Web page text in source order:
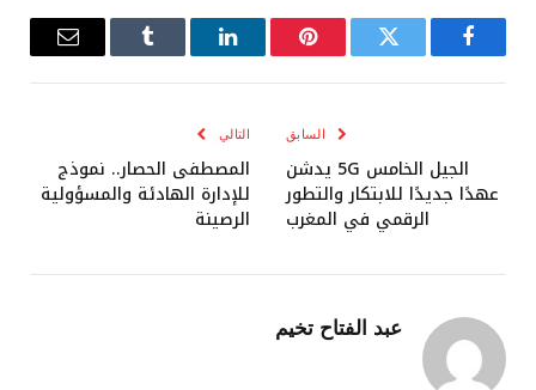
فيسبوك تويتر بينتيريستلينكدإن Tumblr
البريد
السابق
الجيل الخامس 5G يدشن
عهدًا جديدًا للابتكار والتطور
الرقمي في المغرب
التالي
المصطفى الحصار.. نموذج
للإدارة الهادئة والمسؤولية
الرصينة
عبد الفتاح تخيم